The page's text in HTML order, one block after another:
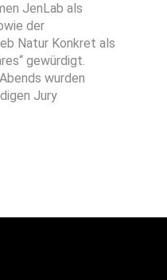
JenLab als
der
Natur Konkret als
gewürdigt.
wurden
Jury